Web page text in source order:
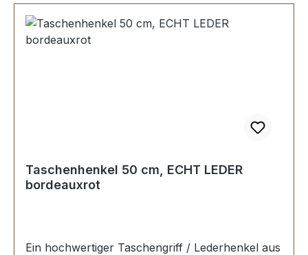
Taschenhenkel 50 cm, ECHT LEDER
bordeauxrot
Ein hochwertiger Taschengriff / Lederhenkel aus